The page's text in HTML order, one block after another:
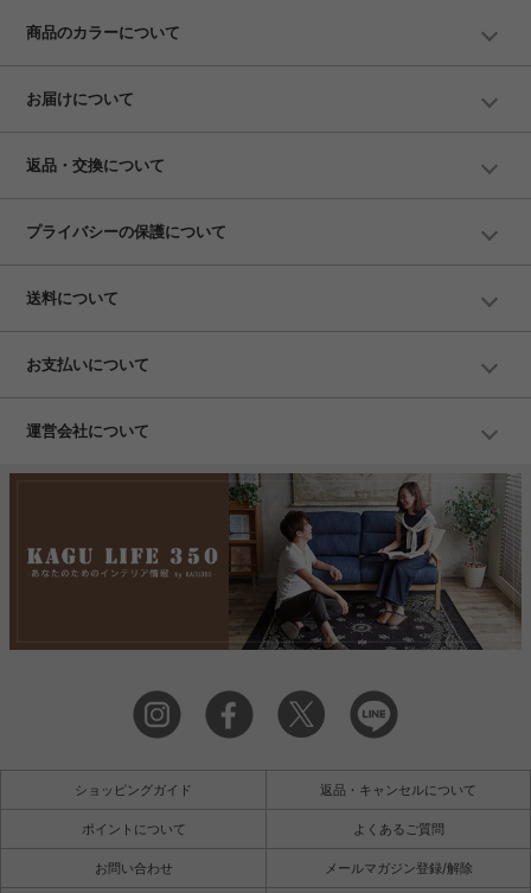
商品のカラーについて
お届けについて
返品・交換について
プライバシーの保護について
送料について
お支払いについて
運営会社について
ショッピングガイド 返品・キャンセルについて
ポイントについて よくあるご質問
お問い合わせ メールマガジン登録/解除